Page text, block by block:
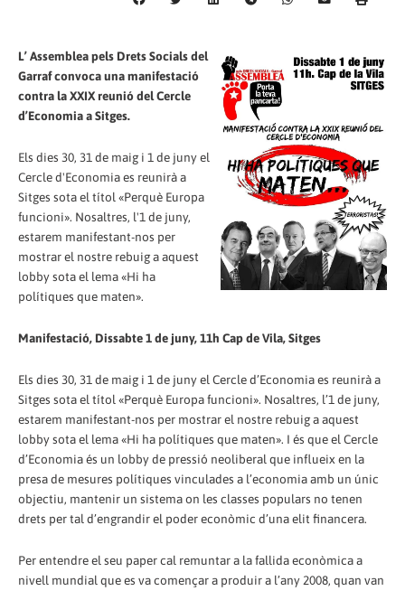
L’ Assemblea pels Drets Socials del
Garraf convoca una manifestació
contra la XXIX reunió del Cercle
d’Economia a Sitges.
Els dies 30, 31 de maig i 1 de juny el
Cercle d'Economia es reunirà a
Sitges sota el títol «Perquè Europa
funcioni». Nosaltres, l'1 de juny,
estarem manifestant-nos per
mostrar el nostre rebuig a aquest
lobby sota el lema «Hi ha
polítiques que maten».
Manifestació, Dissabte 1 de juny, 11h Cap de Vila, Sitges
Els dies 30, 31 de maig i 1 de juny el Cercle d’Economia es reunirà a
Sitges sota el títol «Perquè Europa funcioni». Nosaltres, l’1 de juny,
estarem manifestant-nos per mostrar el nostre rebuig a aquest
lobby sota el lema «Hi ha polítiques que maten». I és que el Cercle
d’Economia és un lobby de pressió neoliberal que influeix en la
presa de mesures polítiques vinculades a l’economia amb un únic
objectiu, mantenir un sistema on les classes populars no tenen
drets per tal d’engrandir el poder econòmic d’una elit financera.
Per entendre el seu paper cal remuntar a la fallida econòmica a
nivell mundial que es va començar a produir a l’any 2008, quan van